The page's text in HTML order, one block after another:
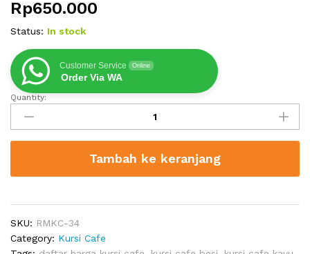
Rp650.000
Status: In stock
Customer Service Online
Order Via WA
Kursi
Cafe
Kayu
Jati
Jari
quantity
Quantity:
Tambah ke keranjang
SKU: RMKC-34
Category: Kursi Cafe